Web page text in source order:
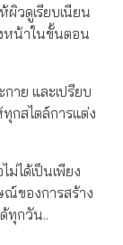
วดูเรียบเนียน
หน้าในขั้นตอน
าย และเปรียบ
กสไตล์การแต่ง
ได้เป็นเพียง
ณ์ของการสร้าง
ทุกวัน..